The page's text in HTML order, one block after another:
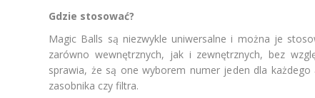
Gdzie stosować?
Magic Balls są niezwykle uniwersalne i można je
zarówno wewnętrznych, jak i zewnętrznych, bez
sprawia, że są one wyborem numer jeden dla
zasobnika czy filtra.